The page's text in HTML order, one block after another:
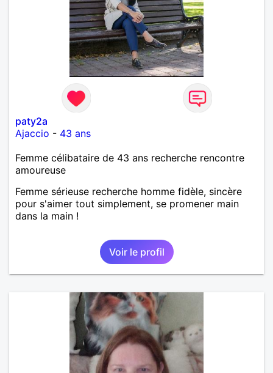
paty2a
Ajaccio - 43 ans
Femme célibataire de 43 ans recherche rencontre
amoureuse
Femme sérieuse recherche homme fidèle, sincère
pour s'aimer tout simplement, se promener main
dans la main !
Voir le profil